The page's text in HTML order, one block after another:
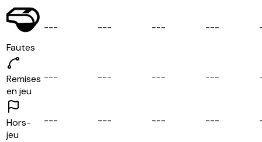
Fautes
--- --- --- ---
Remises
en jeu
--- --- --- ---
Hors-
jeu
--- --- --- ---